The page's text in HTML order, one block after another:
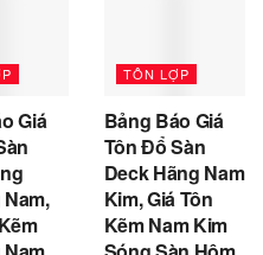
Giá
TÔN LỢP
Bảng Báo Giá
Tôn Đổ Sàn
Deck Hãng Nam
Kim, Giá Tôn
Kẽm Nam Kim